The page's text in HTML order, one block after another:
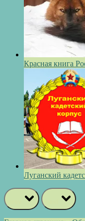
Красная книга
Луганский